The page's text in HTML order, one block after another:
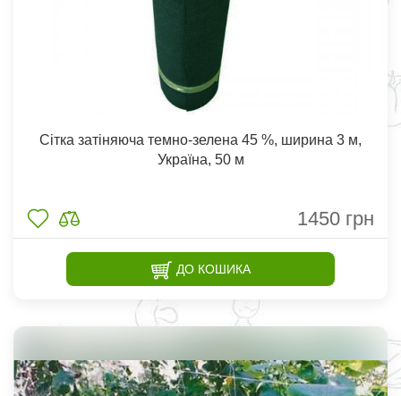
Сітка затіняюча темно-зелена 45 %, ширина 3 м,
Україна, 50 м
1450 грн
ДО КОШИКА